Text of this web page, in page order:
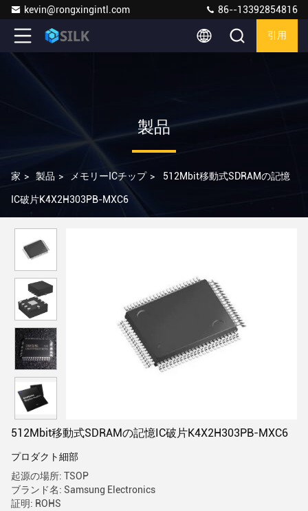
kevin@rongxingintl.com 86--13392854816
引用
製品
家 > 製品 > メモリーICチップ > 512Mbit移動式SDRAMの記憶
IC破片K4X2H303PB-MXC6
512Mbit移動式SDRAMの記憶IC破片K4X2H303PB-MXC6
プロダクト細部
起源の場所: TSOP
ブランド名: Samsung Electronics
証明: ROHS